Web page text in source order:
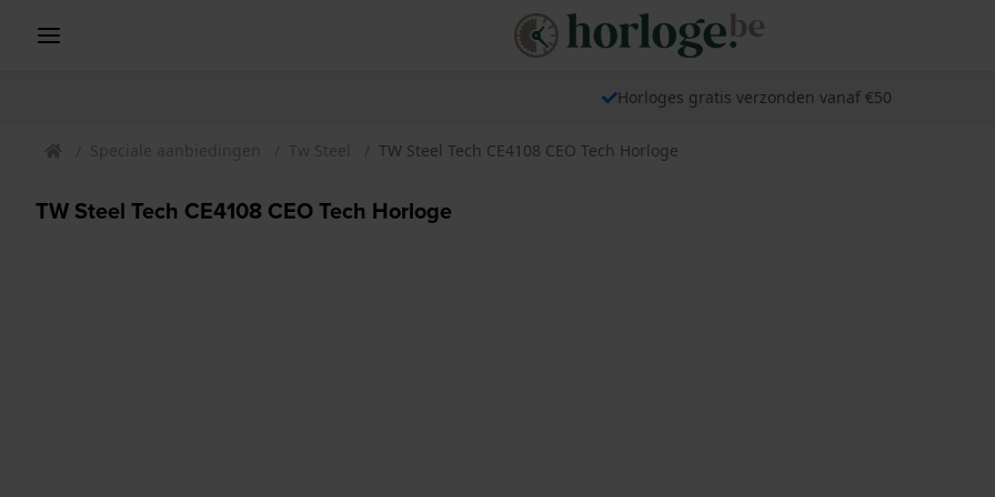
Horloges gratis verzonden vanaf €50
Speciale aanbiedingen Tw Steel TW Steel Tech CE4108 CEO Tech Horloge
TW Steel Tech CE4108 CEO Tech Horloge